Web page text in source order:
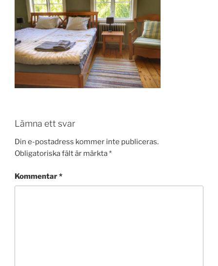
Lämna ett svar
Din e-postadress kommer inte publiceras.
Obligatoriska fält är märkta*
Kommentar*